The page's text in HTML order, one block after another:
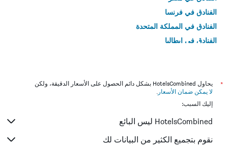
الفنادق في فرنسا
الفنادق في المملكة المتحدة
الفنادق في إيطاليا
*
يحاول HotelsCombined بشكل دائم الحصول على الأسعار الدقيقة، ولكن
لا يمكن ضمان الأسعار .
إليك السبب:
HotelsCombined ليس البائع
نقوم بتجميع الكثير من البيانات لك